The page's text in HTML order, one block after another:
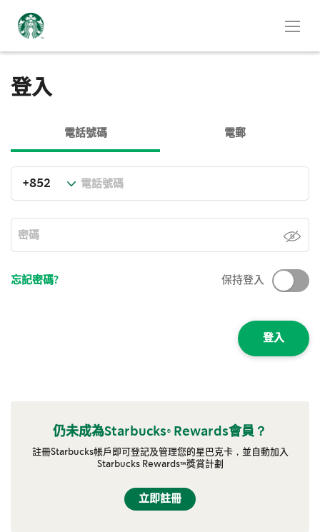
登入
電話號碼 電郵
忘記密碼? 保持登入
登入
仍未成為Starbucks® Rewards會員？
註冊Starbucks帳戶即可登記及管理您的星巴克卡，並自動加入
Starbucks Rewards™獎賞計劃
立即註冊